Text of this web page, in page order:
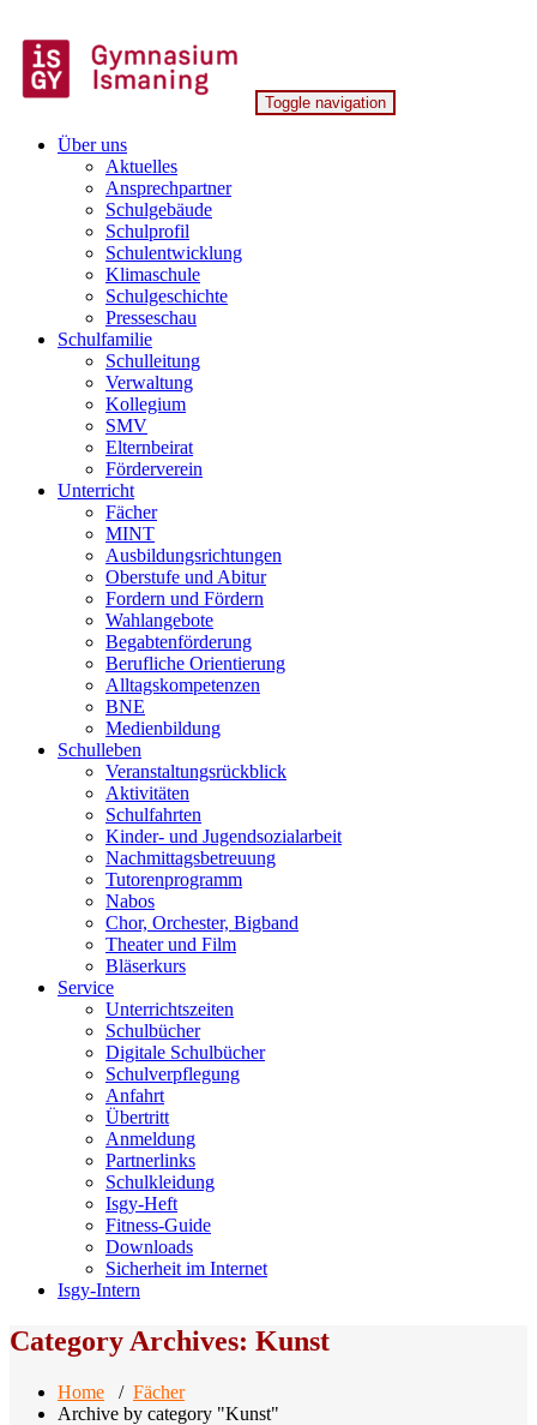
to
content
Gymnasium Ismaning
Toggle navigation
Über uns
Aktuelles
Ansprechpartner
Schulgebäude
Schulprofil
Schulentwicklung
Klimaschule
Schulgeschichte
Presseschau
Schulfamilie
Schulleitung
Verwaltung
Kollegium
SMV
Elternbeirat
Förderverein
Unterricht
Fächer
MINT
Ausbildungsrichtungen
Oberstufe und Abitur
Fordern und Fördern
Wahlangebote
Begabtenförderung
Berufliche Orientierung
Alltagskompetenzen
BNE
Medienbildung
Schulleben
Veranstaltungsrückblick
Aktivitäten
Schulfahrten
Kinder- und Jugendsozialarbeit
Nachmittagsbetreuung
Tutorenprogramm
Nabos
Chor, Orchester, Bigband
Theater und Film
Bläserkurs
Service
Unterrichtszeiten
Schulbücher
Digitale Schulbücher
Schulverpflegung
Anfahrt
Übertritt
Anmeldung
Partnerlinks
Schulkleidung
Isgy-Heft
Fitness-Guide
Downloads
Sicherheit im Internet
Isgy-Intern
Category Archives: Kunst
Home / Fächer
Archive by category "Kunst"